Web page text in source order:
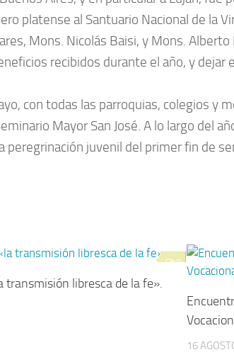
platense al Santuario Nacional de la
Mons. Nicolás Baisi, y Mons.
recibidos durante el año, y dejar
con todas las parroquias, colegios y
Mayor San José. A lo largo del
peregrinación juvenil del primer fin de
0
transmisión libresca de la fe».
16